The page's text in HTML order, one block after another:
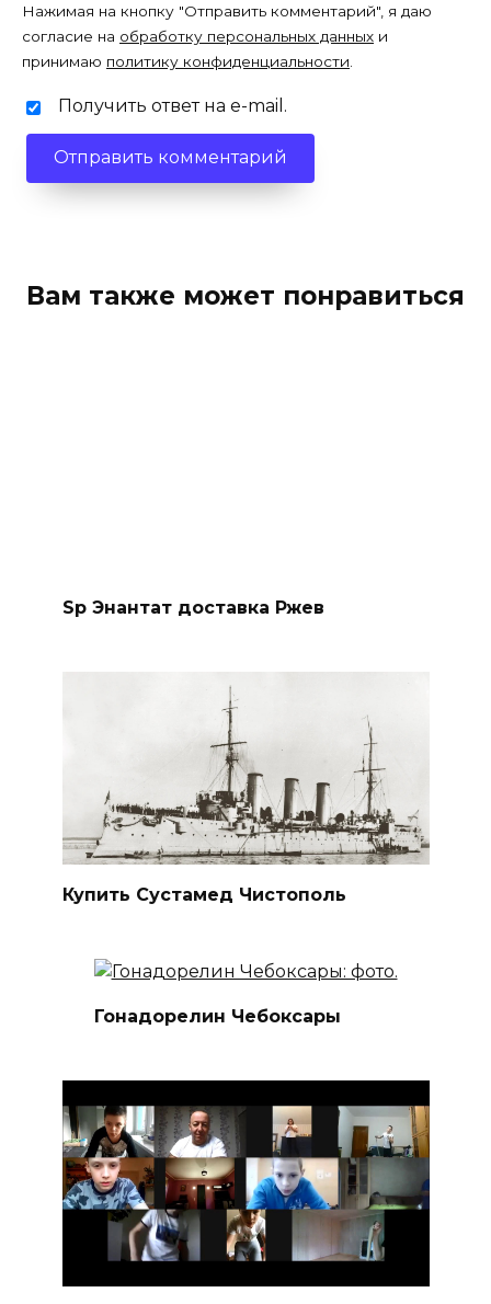
Нажимая на кнопку "Отправить комментарий", я даю
согласие на обработку персональных данных и
принимаю политику конфиденциальности
Получить ответ на e-mail.
Вам также может понравиться
Sp Энантат доставка Ржев
Купить Сустамед Чистополь
Гонадорелин Чебоксары